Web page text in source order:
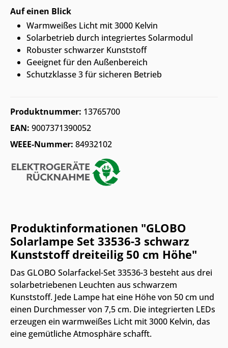
Auf einen Blick
Warmweißes Licht mit 3000 Kelvin
Solarbetrieb durch integriertes Solarmodul
Robuster schwarzer Kunststoff
Geeignet für den Außenbereich
Schutzklasse 3 für sicheren Betrieb
Produktnummer: 13765700
EAN: 9007371390052
WEEE-Nummer: 84932102
Produktinformationen "GLOBO
Solarlampe Set 33536-3 schwarz
Kunststoff dreiteilig 50 cm Höhe"
Das GLOBO Solarfackel-Set 33536-3 besteht aus drei
solarbetriebenen Leuchten aus schwarzem
Kunststoff. Jede Lampe hat eine Höhe von 50 cm und
einen Durchmesser von 7,5 cm. Die integrierten LEDs
erzeugen ein warmweißes Licht mit 3000 Kelvin, das
eine gemütliche Atmosphäre schafft.